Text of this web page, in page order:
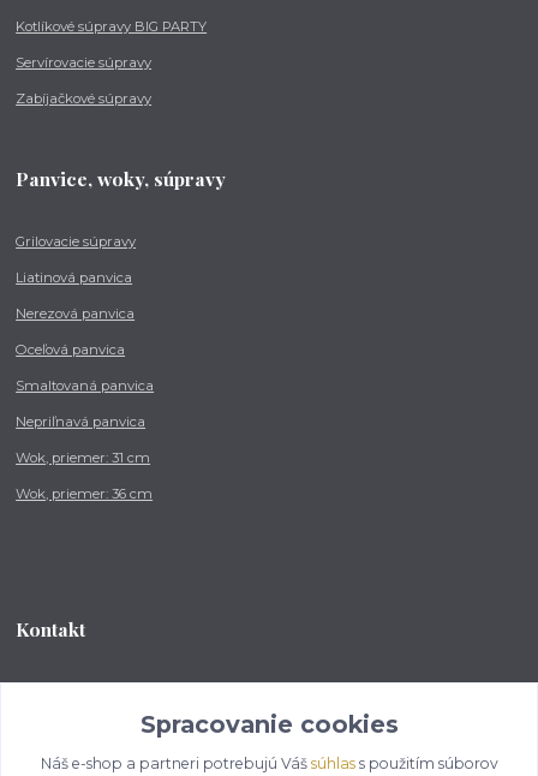
Kotlíkové súpravy BIG PARTY
Servírovacie súpravy
Zabíjačkové súpravy
Panvice, woky, súpravy
Grilovacie súpravy
Liatinová panvica
Nerezová panvica
Oceľová panvica
Smaltovaná panvica
Nepriľnavá panvica
Wok, priemer: 31 cm
Wok, priemer: 36 cm
Kontakt
od 8:00 - do 16:00 hod
info@kotlikovesupravy.sk
Spracovanie cookies
Náš e-shop a partneri potrebujú Váš súhlass použitím súborov